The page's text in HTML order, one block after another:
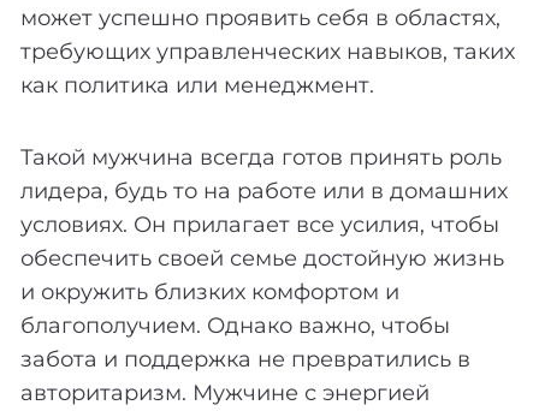
может успешно проявить себя в областях,
требующих управленческих навыков, таких
как политика или менеджмент.
Такой мужчина всегда готов принять роль
лидера, будь то на работе или в домашних
условиях. Он прилагает все усилия, чтобы
обеспечить своей семье достойную жизнь
и окружить близких комфортом и
благополучием. Однако важно, чтобы
забота и поддержка не превратились в
авторитаризм. Мужчине с энергией